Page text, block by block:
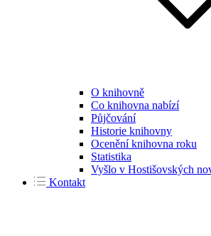
O knihovně
Co knihovna nabízí
Půjčování
Historie knihovny
Ocenění knihovna roku
Statistika
Vyšlo v Hostišovských
Kontakt